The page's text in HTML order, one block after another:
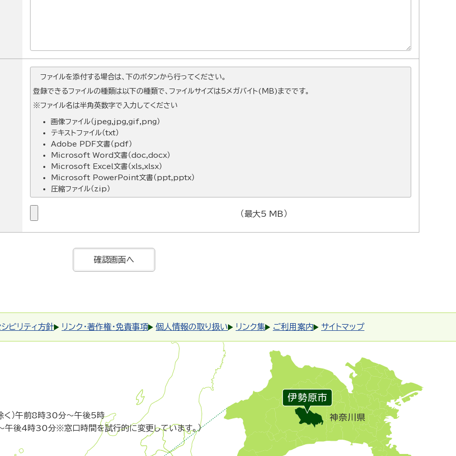
ファイルを添付する場合は、下のボタンから行ってください。
登録できるファイルの種類は以下の種類で、ファイルサイズは5メガバイト(MB)までです。
※ファイル名は半角英数字で入力してください
画像ファイル（jpeg,jpg,gif,png）
テキストファイル（txt）
Adobe PDF文書（pdf）
Microsoft Word文書（doc,docx）
Microsoft Excel文書（xls,xlsx）
Microsoft PowerPoint文書（ppt,pptx）
圧縮ファイル（zip）
（最大5 MB）
ビリティ方針 リンク・著作権・免責事項 個人情報の取り扱い リンク集 ご利用案内 サイトマップ
く）午前8時30分～午後5時
午後4時30分※窓口時間を試行的に変更しています。）